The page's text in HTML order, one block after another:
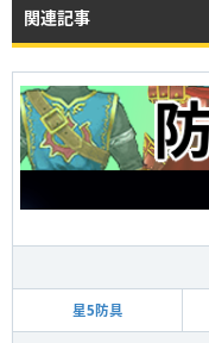
関連記事
星5防具